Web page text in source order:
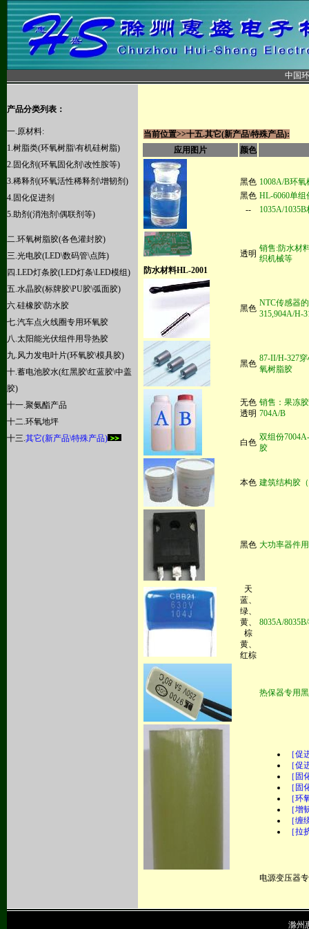
中国
产品分类列表：
一.原材料:
1.树脂类(环氧树脂\有机硅树脂)
2. 固化剂(环氧固化剂\改性胺等)
3.稀释剂(环氧活性稀释剂\增韧剂)
4. 固化促进剂
5.助剂(消泡剂\偶联剂等)
二.环氧树脂胶(各色灌封胶)
三.光电胶(LED\数码管\点阵)
四 .LED灯条胶(LED灯条\LED模组)
五.水晶胶(标牌胶\PU胶\弧面胶)
六.硅橡胶\防水胶
七.汽车点火线圈专用环氧胶
八.太阳能光伏组件用导热胶
九.风力发电叶片(环氧胶\模具胶)
十.蓄电池胶水(红黑胶\红蓝胶\中盖
胶)
十一.聚氨酯产品
十二.环氧地坪
十三.其它(新产品\特殊产品)
当前位置>>十五.其它(新产品\特殊产品):
应用图片
颜色
黑色 1008A/B环
黑色 HL-6060单组
--
1035A/1035B
防水材料HL-2001
透明
销售:防水材
织机械等
黑色
NTC传感器
315,904A/H-
黑色
87-II/H-327
氧树脂胶
无色
透明
销售：果冻
704A/B
白色
双组份
胶
本色 建筑结构胶
黑色 大功率器件
天
蓝、
绿、
黄、
棕
黄、
红棕
8035A/
热保器专用
［促
［促
［ 固
［ 固
［环
［增
［缠
［拉
电源变压器
滁州